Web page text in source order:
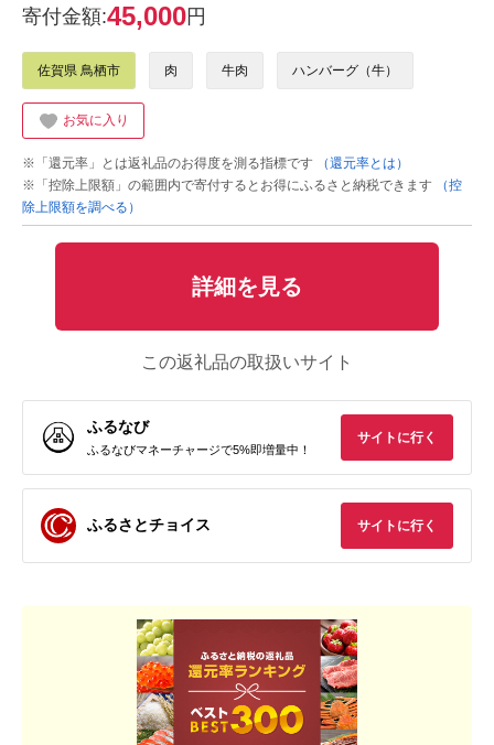
寄付金額:45,000円
佐賀県 鳥栖市 肉 牛肉 ハンバーグ（牛）
お気に入り
※「還元率」とは返礼品のお得度を測る指標です
（還元率とは）
※「控除上限額」の範囲内で寄付するとお得にふるさと納税できます
（控
除上限額を調べる）
詳細を見る
この返礼品の取扱いサイト
ふるなび
ふるなびマネーチャージで5%即増量中！
サイトに行く
ふるさとチョイス サイトに行く